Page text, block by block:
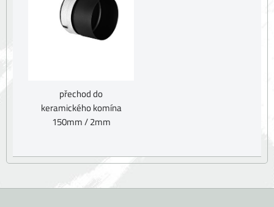
přechod do
keramického komína
150mm / 2mm